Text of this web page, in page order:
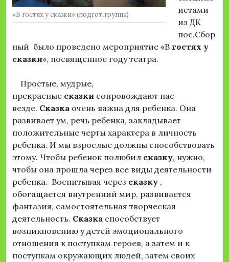
«В гостях у сказки» (подгот.группа)
истами
из ДК
пос.Сбор
ный было проведено мероприятие «В гостях у
сказки«, посвященное году театра.
Простые, мудрые,
прекрасные сказки сопровождают нас
везде. Сказка очень важна для ребенка. Она
развивает ум, речь ребенка, закладывает
положительные черты характера в личность
ребенка. И мы взрослые должны способствовать
этому. Чтобы ребенок полюбил сказку, нужно,
чтобы она прошла через все виды деятельности
ребенка. Воспитывая через сказку ,
обогащается внутренний мир, развивается
фантазия, самостоятельная творческая
деятельность. Сказка способствует
возникновению у детей эмоционального
отношения к поступкам героев, а затем и к
поступкам окружающих людей, затем своих